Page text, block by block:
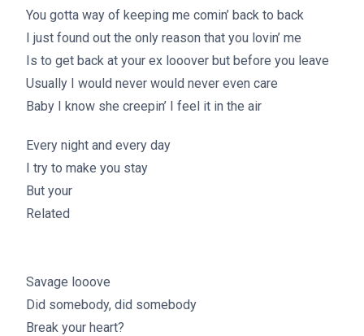
You gotta way of keeping me comin’ back to back
I just found out the only reason that you lovin’ me
Is to get back at your ex looover but before you leave
Usually I would never would never even care
Baby I know she creepin’ I feel it in the air
Every night and every day
I try to make you stay
But your
Related
Savage looove
Did somebody, did somebody
Break your heart?